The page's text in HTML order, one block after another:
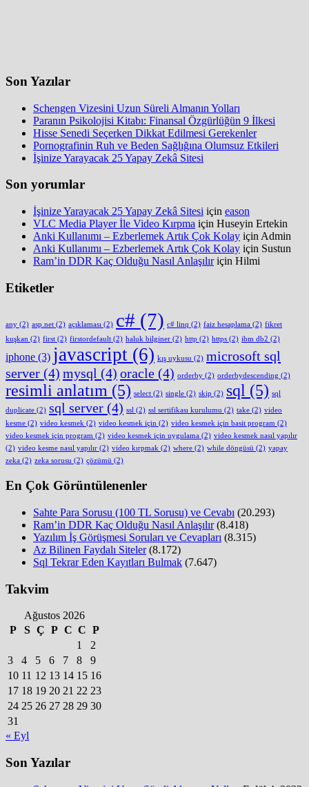
Son Yazılar
Schengen Vizesini Uzun Süreli Almanın Yolları
Paranın Psikolojisi Kitabı: Finansal Özgürlüğün 9 İlkesi
Hisse Senedi Seçerken Dikkat Edilmesi Gerekenler
Pornografinin Ruh ve Beden Sağlığına Olumsuz Etkileri
İşinize Yarayacak 25 Yapay Zekâ Sitesi
Son yorumlar
İşinize Yarayacak 25 Yapay Zekâ Sitesi için eason
VLC Media Player İle Video Kırpma için Huseyin Ertekin
Anki Kullanımı – Ezberlemek Artık Çok Kolay için Admin
Anki Kullanımı – Ezberlemek Artık Çok Kolay için Sustun
Ram’in DDR Kaç Olduğu Nasıl Anlaşılıriçin Hilmi
Etiketler
any (2) asp.net (2) açıklaması (2) c# (7) c# linq (2) faiz hesaplama (2) fikret
kuşkan (2) first (2) firstordefault (2) haluk bilginer (2) http (2) https (2) ibm db2 (2)
iphone (3) javascript (6) kış uykusu (2) microsoft sql
server (4) mysql (4) oracle (4) orderby (2) orderbydescending (2)
resimli anlatım (5) select (2) single (2) skip (2) sql (5) sql
duplicate (2) sql server (4) ssl (2) ssl sertifikası kurulumu (2) take (2) video
kesme (2) video kesmek (2) video kesmek için (2) video kesmek için basit program (2)
video kesmek için program (2) video kesmek için uygulama (2) video kesmek nasıl yapılır
(2) video kesme nasıl yapılır (2) video kırpmak (2) where (2) while döngüsü (2) yapay
zeka (2) zeka sorusu (2) çözümü (2)
En Çok Görüntülenenler
Sahte Para Sorusu (100 TL Sorusu) ve Cevabı (20.293)
Ram’in DDR Kaç Olduğu Nasıl Anlaşılır (8.418)
Yazılım İş Görüşmesi Soruları ve Cevapları (8.315)
Az Bilinen Faydalı Siteler (8.172)
Sql Tekrar Eden Kayıtları Bulmak (7.647)
Takvim
Ağustos 2026
P
S Ç P C C P
1
2
3
4 5 6 7 8
9
10 11 12 13 14 15 16
17 18 19 20 21 22 23
24 25 26 27 28 29 30
31
« Eyl
Son Yazılar